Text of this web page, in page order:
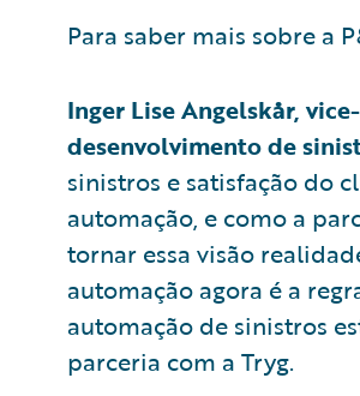
Para saber mais sobre a
Inger Lise Angelskår,
desenvolvimento de
sinistros e satisfação do
automação, e como a
tornar essa visão
automação agora é a
automação de sinistros
parceria com a Tryg.